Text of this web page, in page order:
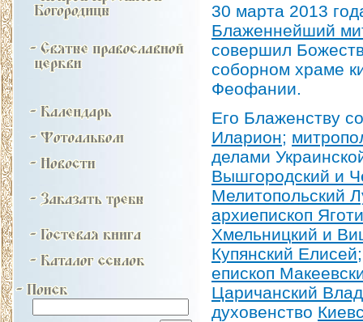
30 марта 2013
Блаженнейший
совершил
соборном храме
Феофании.
Его Блаженству
Иларион;
делами
Вышгородский и
Мелитопольский
архиепископ
Хмельницкий и
Купянский Елисей
епископ
Царичанский
духовенство